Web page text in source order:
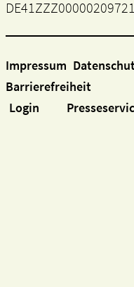
DE41ZZZ00000209721
Impressum
Barrierefreiheit
Login